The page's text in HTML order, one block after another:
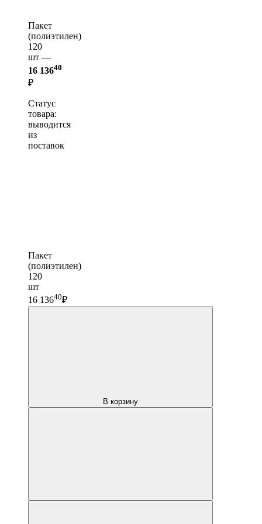
Пакет
(полиэтилен)
120
шт —
16 13640
₽
Статус
товара:
выводится
из
поставок
Пакет
(полиэтилен)
120
шт
16 13640₽
В корзину